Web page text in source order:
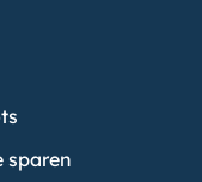
sparen